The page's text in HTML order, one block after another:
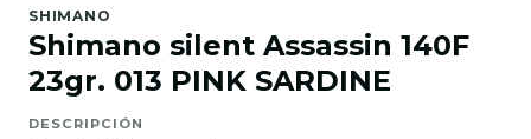
SHIMANO
Shimano silent Assassin 140F
23gr. 013 PINK SARDINE
DESCRIPCIÓN